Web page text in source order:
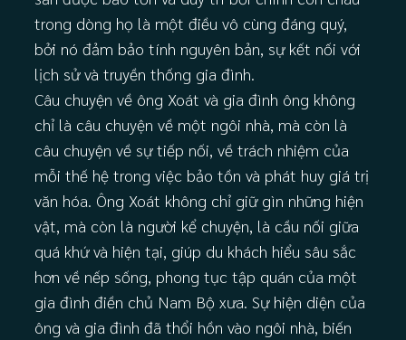
trong dòng họ là một điều vô cùng đáng quý,
bởi nó đảm bảo tính nguyên bản, sự kết nối với
lịch sử và truyền thống gia đình.
Câu chuyện về ông Xoát và gia đình ông không
chỉ là câu chuyện về một ngôi nhà, mà còn là
câu chuyện về sự tiếp nối, về trách nhiệm của
mỗi thế hệ trong việc bảo tồn và phát huy giá trị
văn hóa. Ông Xoát không chỉ giữ gìn những hiện
vật, mà còn là người kể chuyện, là cầu nối giữa
quá khứ và hiện tại, giúp du khách hiểu sâu sắc
hơn về nếp sống, phong tục tập quán của một
gia đình điền chủ Nam Bộ xưa. Sự hiện diện của
ông và gia đình đã thổi hồn vào ngôi nhà, biến